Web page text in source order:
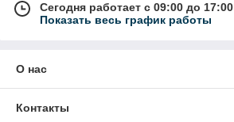
Сегодня работает с 09:00 до 17:00
Показать весь график работы
О нас
Контакты